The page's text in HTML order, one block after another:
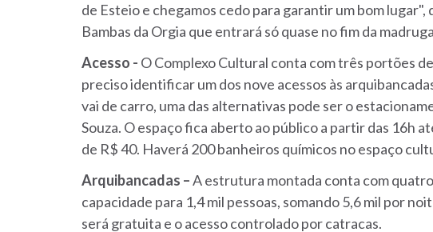
de Esteio e chegamos cedo para garantir um bom lugar",
Bambas da Orgia que entrará só quase no fim da
Acesso - O Complexo Cultural conta com três portões
preciso identificar um dos nove acessos às
vai de carro, uma das alternativas pode ser o
Souza. O espaço fica aberto ao público a partir das 16h
de R$ 40. Haverá 200 banheiros químicos no espaço
Arquibancadas –A estrutura montada conta com
capacidade para 1,4 mil pessoas, somando 5,6 mil por
será gratuita e o acesso controlado por catracas.